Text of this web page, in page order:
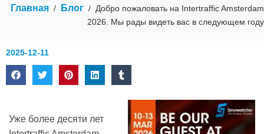
Главная / Блог / Добро пожаловать на Intertraffic Amsterdam
2026. Мы рады видеть вас в следующем году
2025-12-11
Уже более десяти лет